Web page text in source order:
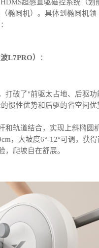
超感直驱磁控系统（划
椭圆机）。具体到椭圆机领
L7PRO） ：
打破了"前驱太占地、后驱功
惯性优势和后驱的省空间优
和轨道结合，实现上斜椭圆
，大坡度6°-12°可调，获得
，爬坡自在舒展。